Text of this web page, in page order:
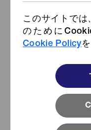
このサイトで
のために
Cookie Policy